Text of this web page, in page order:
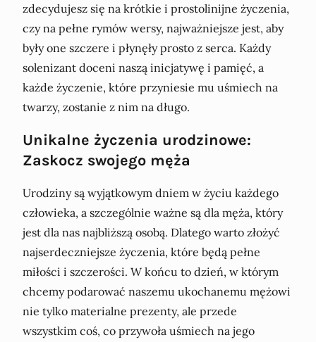
zdecydujesz się na krótkie i prostolinijne życzenia,
czy na pełne rymów wersy, najważniejsze jest, aby
były one szczere i płynęły prosto z serca. Każdy
solenizant doceni naszą inicjatywę i pamięć, a
każde życzenie, które przyniesie mu uśmiech na
twarzy, zostanie z nim na długo.
Unikalne życzenia urodzinowe:
Zaskocz swojego męża
Urodziny są wyjątkowym dniem w życiu każdego
człowieka, a szczególnie ważne są dla męża, który
jest dla nas najbliższą osobą. Dlatego warto złożyć
najserdeczniejsze życzenia, które będą pełne
miłości i szczerości. W końcu to dzień, w którym
chcemy podarować naszemu ukochanemu mężowi
nie tylko materialne prezenty, ale przede
wszystkim coś, co przywoła uśmiech na jego